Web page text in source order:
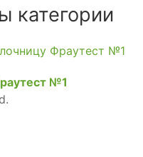
категории
№1